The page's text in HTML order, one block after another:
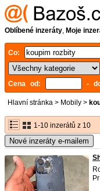
Oblíbené inzeráty, Moje
Co:
Cena od:
-
Hlavní stránka > Mobily >
1-10 inzerátů z 10
Nové inzeráty e-mailem